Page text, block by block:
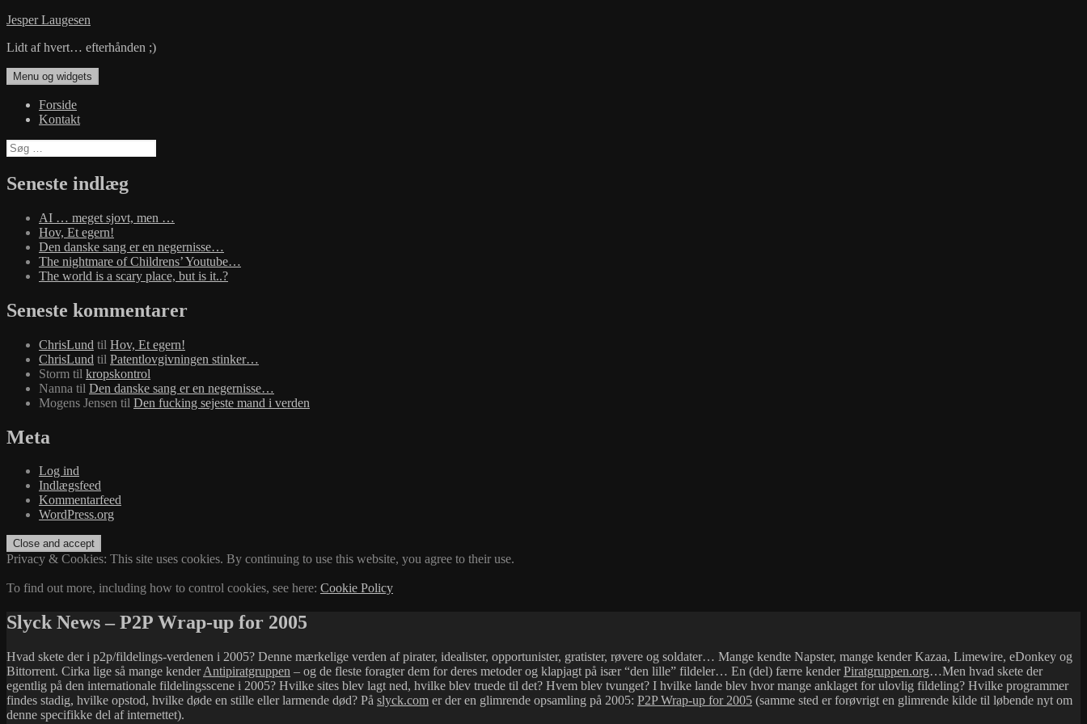
Hop
indhold
Jesper Laugesen
Lidt af hvert… efterhånden ;)
Menu og widgets
Forside
Kontakt
Søg
efter:
Seneste indlæg
AI … meget sjovt, men …
Hov, Et egern!
Den danske sang er en negernisse…
The nightmare of Childrens’ Youtube…
The world is a scary place, but is it..?
Seneste kommentarer
ChrisLund til Hov, Et egern!
ChrisLund til Patentlovgivningen stinker…
Storm til kropskontrol
Nanna til Den danske sang er en negernisse…
Mogens Jensen til Den fucking sejeste mand i verden
Meta
Log ind
Indlægsfeed
Kommentarfeed
WordPress.org
Privacy & Cookies: This site uses cookies. By continuing to use this website, you agree to their use.
To find out more, including how to control cookies, see here: Cookie Policy
Slyck News – P2P Wrap-up for 2005
Hvad skete der i p2p/fildelings-verdenen i 2005? Denne mærkelige verden af pirater, idealister, opportunister, gratister, røvere og soldater… Mange kendte Napster, mange kender Kazaa, Limewire, eDonkey og
Bittorrent. Cirka lige så mange kenderAntipiratgruppen – og de fleste foragter dem for deres metoder og klapjagt på især “den lille” fildeler… En (del) færre kenderPiratgruppen.org…Men hvad skete der
egentlig på den internationale fildelingsscene i 2005? Hvilke sites blev lagt ned, hvilke blev truede til det? Hvem blev tvunget? I hvilke lande blev hvor mange anklaget for ulovlig fildeling? Hvilke programmer
findes stadig, hvilke opstod, hvilke døde en stille eller larmende død? På slyck.com er der en glimrende opsamling på 2005: P2P Wrap-up for 2005 (samme sted er forøvrigt en glimrende kilde til løbende nyt om
denne specifikke del af internettet).